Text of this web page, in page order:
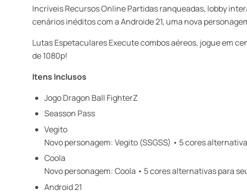
Incríveis Recursos Online Partidas ranqueadas, lobby
cenários inéditos com a Androide 21, uma nova
Lutas Espetaculares Execute combos aéreos, jogue em
de 1080p!
Itens Inclusos
Jogo Dragon Ball FighterZ
Seasson Pass
Vegito
Novo personagem: Vegito (SSGSS) • 5 cores
Coola
Novo personagem: Coola • 5 cores alternativas para
Android 21